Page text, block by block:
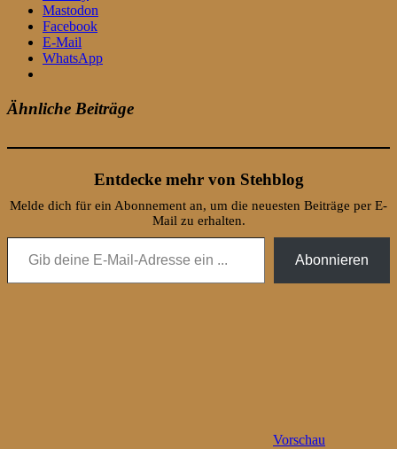
Mastodon
Facebook
E-Mail
WhatsApp
Ähnliche Beiträge
Entdecke mehr von Stehblog
Melde dich für ein Abonnement an, um die neuesten Beiträge per E-
Mail zu erhalten.
Gib deine E-Mail-Adresse ein ...
Abonnieren
Vorschau